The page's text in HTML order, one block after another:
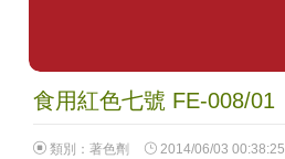
食用紅色七號 FE-008/01
類別： 著色劑 2014/06/03 00:38:25